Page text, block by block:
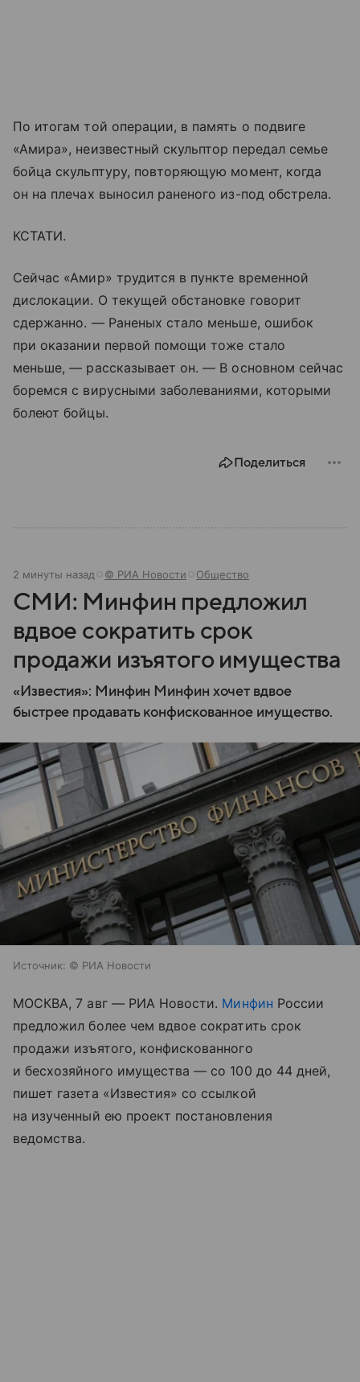
По итогам той операции, в память о подвиге
«Амира», неизвестный скульптор передал семье
бойца скульптуру, повторяющую момент, когда
он на плечах выносил раненого из-под обстрела.
КСТАТИ.
Сейчас «Амир» трудится в пункте временной
дислокации. О текущей обстановке говорит
сдержанно. — Раненых стало меньше, ошибок
при оказании первой помощи тоже стало
меньше, — рассказывает он. — В основном сейчас
боремся с вирусными заболеваниями, которыми
болеют бойцы.
Поделиться
2 минуты назад © РИА Новости Общество
СМИ: Минфин предложил
вдвое сократить срок
продажи изъятого имущества
«Известия»: Минфин Минфин хочет вдвое
быстрее продавать конфискованное имущество.
Источник: © РИА Новости
МОСКВА, 7 авг — РИА Новости. Минфин России
предложил более чем вдвое сократить срок
продажи изъятого, конфискованного
и бесхозяйного имущества — со 100 до 44 дней,
пишет газета «Известия» со ссылкой
на изученный ею проект постановления
ведомства.